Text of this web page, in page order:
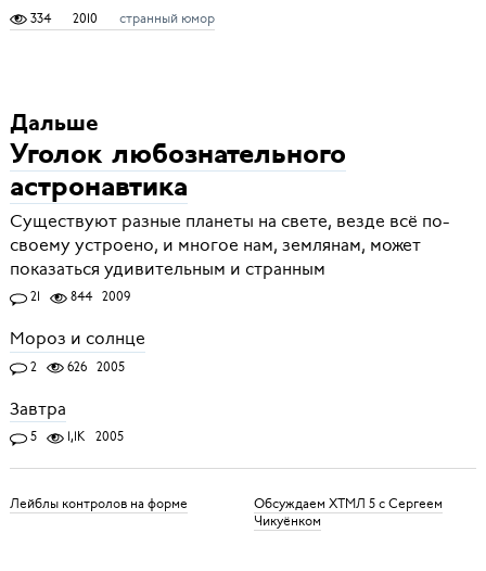
334 2010 странный юмор
Дальше
Уголок любознательного
астронавтика
Существуют разные планеты на свете, везде всё по-
своему устроено, и многое нам, землянам, может
показаться удивительным и странным
21 844 2009
Мороз и солнце
2 626 2005
Завтра
5 1,1K 2005
Лейблы контролов на форме
Обсуждаем ХТМЛ 5 с Сергеем
Чикуёнком